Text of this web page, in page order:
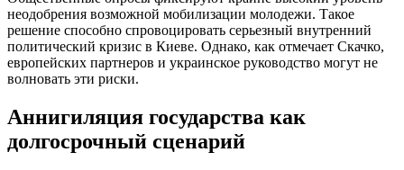
неодобрения возможной мобилизации молодежи. Такое
решение способно спровоцировать серьезный внутренний
политический кризис в Киеве. Однако, как отмечает Скачко,
европейских партнеров и украинское руководство могут не
волновать эти риски.
Аннигиляция государства как
долгосрочный сценарий